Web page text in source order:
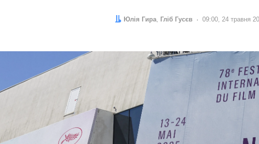
Автор:
Юлія Гира
Редактор: Гліб Гусєв Дата:
09:00, 24 травня